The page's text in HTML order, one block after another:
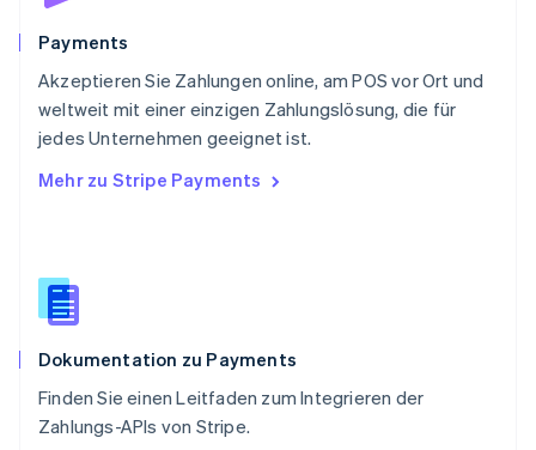
Payments
Akzeptieren Sie Zahlungen online, am POS vor Ort und
weltweit mit einer einzigen Zahlungslösung, die für
jedes Unternehmen geeignet ist.
Mehr zu Stripe Payments
Dokumentation zu Payments
Finden Sie einen Leitfaden zum Integrieren der
Zahlungs-APIs von Stripe.
Schweiz
Singapur
English简体中文
Slowakei
Slowenien
English
Spanien
Thailand
Tschechische Republik
English